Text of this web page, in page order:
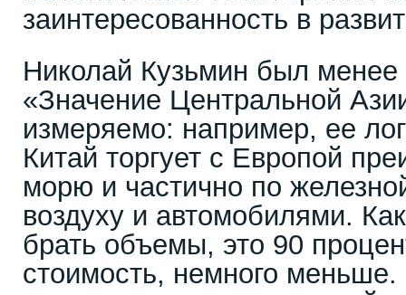
заинтересованность в
Николай Кузьмин был менее
«Значение Центральной
измеряемо: например, ее
Китай торгует с Европой
морю и частично по
воздуху и автомобилями.
брать объемы, это 90
стоимость, немного меньше.